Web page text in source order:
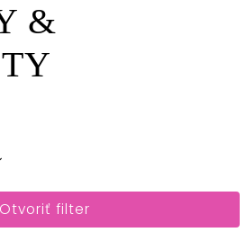
&
Otvoriť filter